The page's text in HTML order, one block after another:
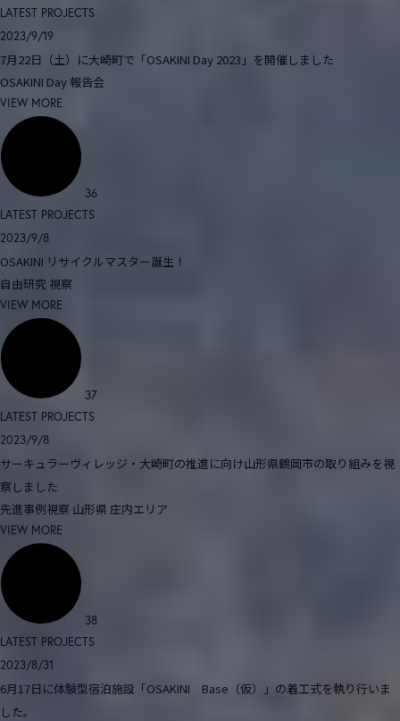
LATEST PROJECTS
2023/9/19
7月22日（土）に大崎町で「OSAKINI Day 2023」を開催しました
OSAKINI Day報告会
VIEW MORE
36
LATEST PROJECTS
2023/9/8
OSAKINI リサイクルマスター誕生！
自由研究 視察
VIEW MORE
37
LATEST PROJECTS
2023/9/8
サーキュラーヴィレッジ・大崎町の推進に向け山形県鶴岡市の取り組みを視
察しました
先進事例視察 山形県 庄内エリア
VIEW MORE
38
LATEST PROJECTS
2023/8/31
6月17日に体験型宿泊施設「OSAKINI Base（仮）」の着工式を執り行いま
した。